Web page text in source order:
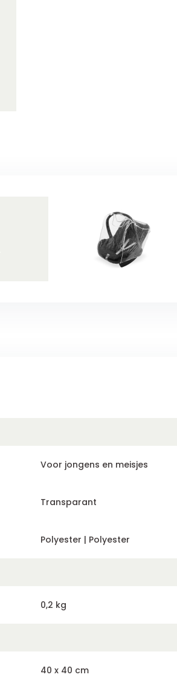
Voor jongens en meisjes
Transparant
Polyester | Polyester
0,2 kg
40 x 40 cm